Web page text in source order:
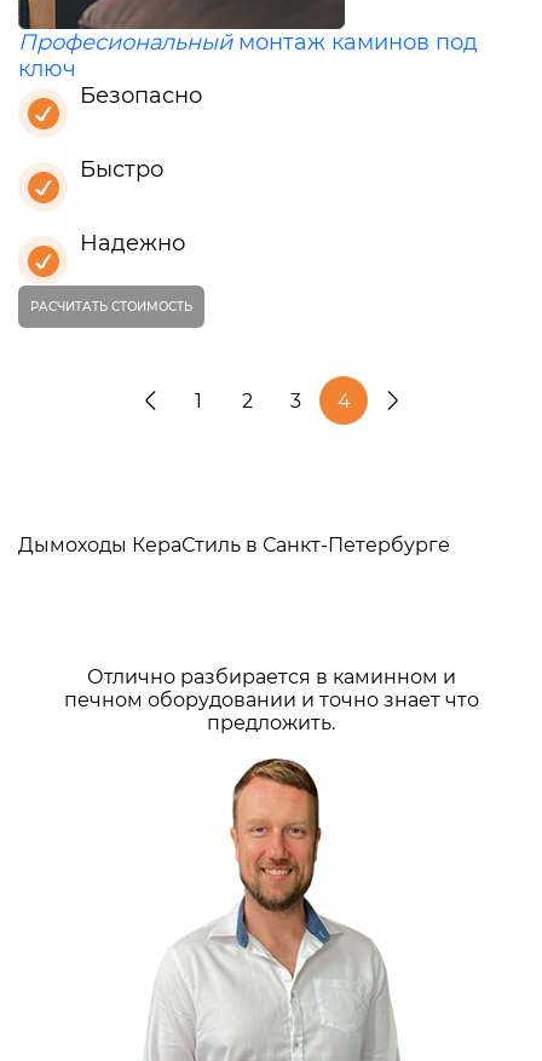
Професиональныймонтаж каминов под
ключ
Безопасно
Быстро
Надежно
РАСЧИТАТЬ СТОИМОСТЬ
1 2 3 4
Дымоходы КераСтиль в Санкт-Петербурге
Отлично разбирается в каминном и
печном оборудовании и точно знает что
предложить.